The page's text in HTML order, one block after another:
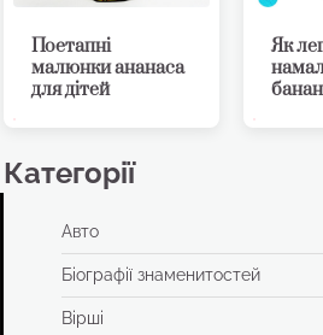
Поетапні
малюнки ананаса
для дітей
Як
Категорії
Авто
Біографії знаменитостей
Вірші